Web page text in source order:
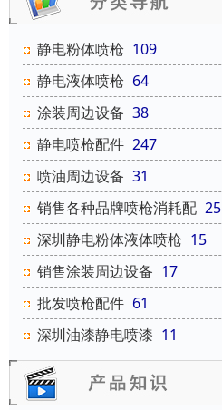
静电粉体喷枪 109
静电液体喷枪 64
涂装周边设备 38
静电喷枪配件 247
喷油周边设备 31
销售各种品牌喷枪消耗配 25
深圳静电粉体液体喷枪 15
销售涂装周边设备 17
批发喷枪配件 61
深圳油漆静电喷漆 11